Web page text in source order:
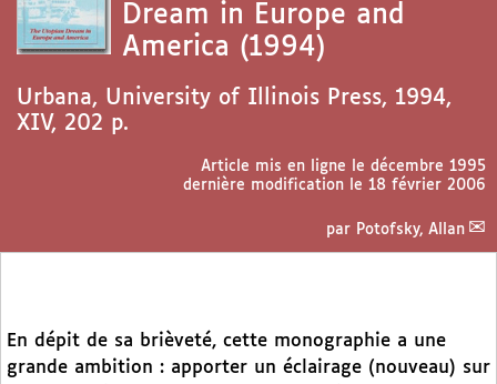
Dream in Europe and
America (1994)
Urbana, University of Illinois Press, 1994,
XIV, 202 p.
Article mis en ligne le décembre 1995
dernière modification le 18 février 2006
par Potofsky, Allan
En dépit de sa brièveté, cette monographie a une
grande ambition : apporter un éclairage (nouveau) sur